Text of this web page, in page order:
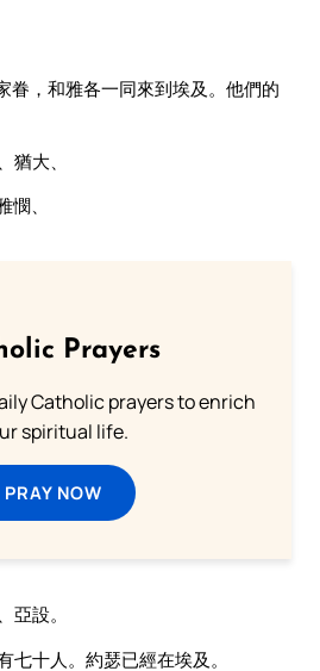
眷，和雅各一同來到埃及。他們的
猶大、
、
Prayers
Catholic prayers to enrich
spiritual life.
PRAY NOW
亞設。
七十人。約瑟已經在埃及。